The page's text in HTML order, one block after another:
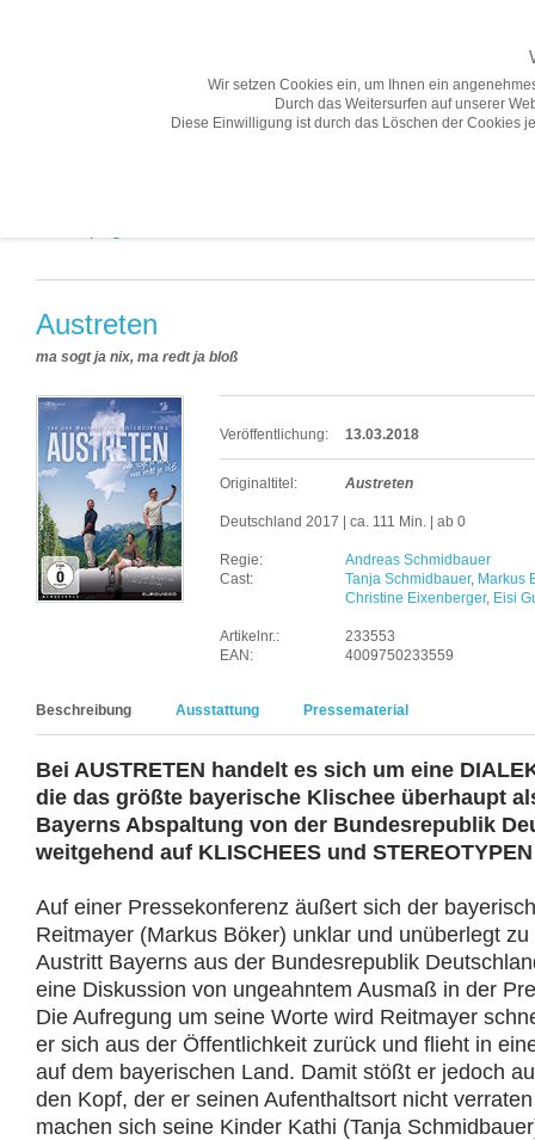
Austreten
ma sogt ja nix, ma redt ja bloß
Veröffentlichung: 13.03.2018
Originaltitel: Austreten
Deutschland 2017 | ca. 111 Min. | ab 0
Regie:
Andreas Schmidbauer
Cast:
Tanja Schmidbauer, Markus
Christine Eixenberger, Eisi
Artikelnr.:
233553
EAN:
4009750233559
Beschreibung Ausstattung Pressematerial
Bei AUSTRETEN handelt es sich um eine
die das größte bayerische Klischee überhaupt
Bayerns Abspaltung von der Bundesrepublik
weitgehend auf KLISCHEES und
Auf einer Pressekonferenz äußert sich der
Reitmayer (Markus Böker) unklar und unüberlegt
Austritt Bayerns aus der Bundesrepublik
eine Diskussion von ungeahntem Ausmaß in der
Die Aufregung um seine Worte wird Reitmayer
er sich aus der Öffentlichkeit zurück und flieht in
auf dem bayerischen Land. Damit stößt er jedoch
den Kopf, der er seinen Aufenthaltsort nicht
machen sich seine Kinder Kathi (Tanja
Wir setzen Cookies ein, um Ihnen ein
Durch das Weitersurfen auf unserer
Diese Einwilligung ist durch das Löschen der Cookies